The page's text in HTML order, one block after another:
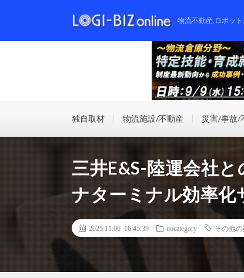
物流不動産,ロボッ
独自取材 物流施設/不動産 災害/事故/
三井E&S-陸運会社
ナターミナル効率化
2025.11.06 16:45:39 nocategory その他